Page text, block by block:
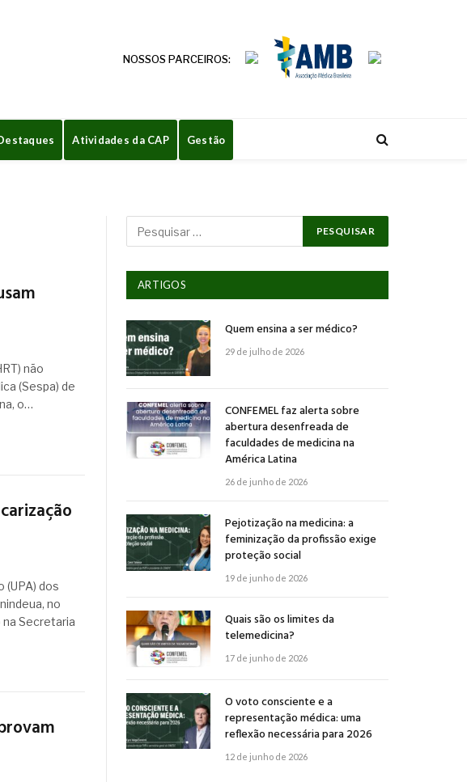
NOSSOS PARCEIROS:
Atividades da CAP Gestão
não
(Sespa) de
o…
(UPA) dos
no
Secretaria
ARTIGOS
Quem ensina a ser médico?
29 de julho de 2026
CONFEMEL faz alerta sobre
abertura desenfreada de
faculdades de medicina na
América Latina
26 de junho de 2026
Pejotização na medicina: a
feminização da profissão exige
proteção social
19 de junho de 2026
Quais são os limites da
telemedicina?
17 de junho de 2026
O voto consciente e a
representação médica: uma
reflexão necessária para 2026
12 de junho de 2026